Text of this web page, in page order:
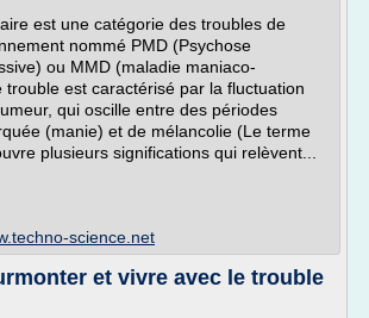
est une catégorie des troubles de
nommé PMD (Psychose
ou MMD (maladie maniaco-
trouble est caractérisé par la fluctuation
qui oscille entre des périodes
(manie) et de mélancolie (Le terme
plusieurs significations qui relèvent...
science.net
et vivre avec le trouble